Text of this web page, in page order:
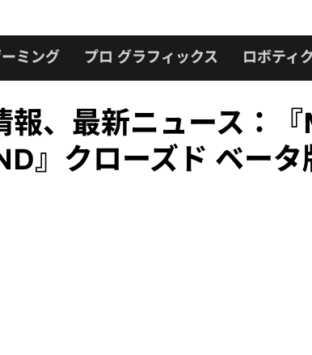
ミング プロ グラフィックス ロボティ
報、最新ニュース：
』クローズド ベー